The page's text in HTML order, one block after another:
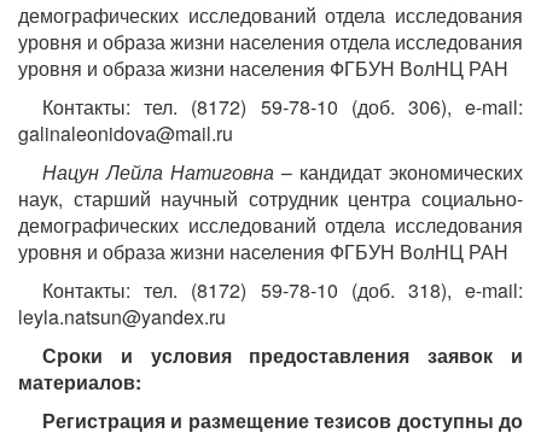
демографических исследований отдела исследования
уровня и образа жизни населения отдела исследования
уровня и образа жизни населения ФГБУН ВолНЦ РАН
Контакты: тел. (8172) 59-78-10 (доб. 306), e-mail:
galinaleonidova@mail.ru
Нацун Лейла Натиговна – кандидат экономических
наук, старший научный сотрудник центра социально-
демографических исследований отдела исследования
уровня и образа жизни населения ФГБУН ВолНЦ РАН
Контакты: тел. (8172) 59-78-10 (доб. 318), e-mail:
leyla.natsun@yandex.ru
Сроки и условия предоставления заявок и
материалов:
Регистрация и размещение тезисов доступны до